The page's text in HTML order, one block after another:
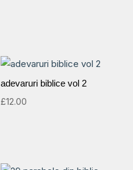
adevaruri biblice vol 2
£12.00